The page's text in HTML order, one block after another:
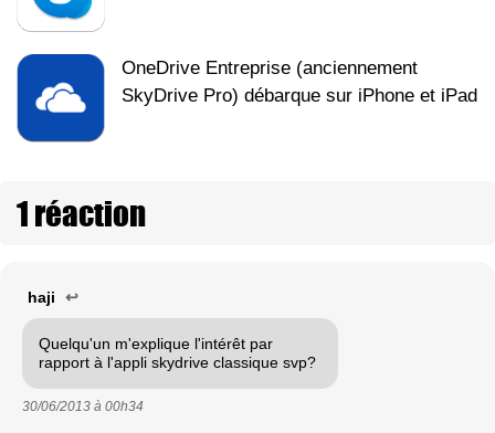
OneDrive Entreprise (anciennement
SkyDrive Pro) débarque sur iPhone et iPad
1 réaction
haji ↩
Quelqu'un m'explique l'intérêt par
rapport à l'appli skydrive classique svp?
30/06/2013 à 00h34